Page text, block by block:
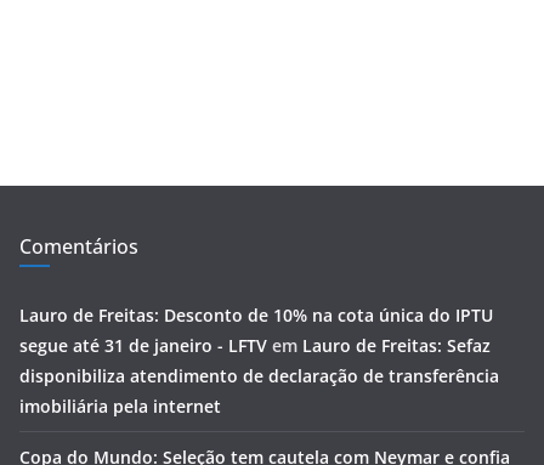
Comentários
Lauro de Freitas: Desconto de 10% na cota única do IPTU
segue até 31 de janeiro - LFTV em Lauro de Freitas: Sefaz
disponibiliza atendimento de declaração de transferência
imobiliária pela internet
Copa do Mundo: Seleção tem cautela com Neymar e confia